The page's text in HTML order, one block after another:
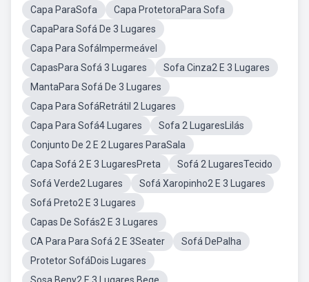
Capa ParaSofa
Capa ProtetoraPara Sofa
CapaPara Sofá De 3 Lugares
Capa Para SofáImpermeável
CapasPara Sofá 3 Lugares
Sofa Cinza2 E 3 Lugares
MantaPara Sofá De 3 Lugares
Capa Para SofáRetrátil 2 Lugares
Capa Para Sofá4 Lugares
Sofa 2 LugaresLilás
Conjunto De 2 E 2 Lugares ParaSala
Capa Sofá 2 E 3 LugaresPreta
Sofá 2 LugaresTecido
Sofá Verde2 Lugares
Sofá Xaropinho2 E 3 Lugares
Sofá Preto2 E 3 Lugares
Capas De Sofás2 E 3 Lugares
CA Para Para Sofá 2 E 3Seater
Sofá DePalha
Protetor SofáDois Lugares